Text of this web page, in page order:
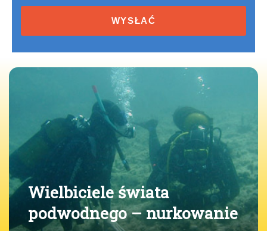
Terms
and
conditions
Wielbiciele świata
podwodnego – nurkowanie